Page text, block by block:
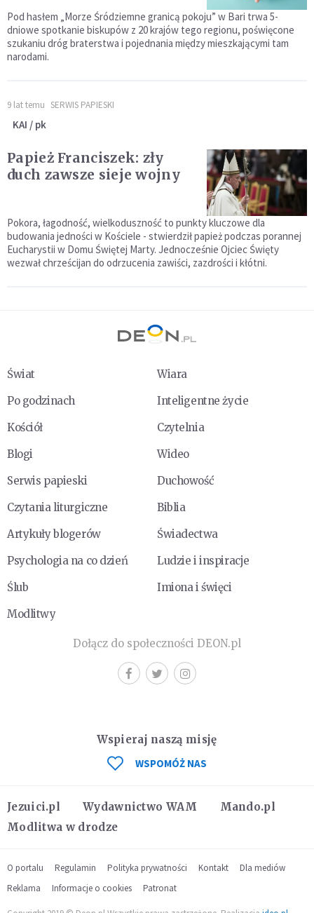
Pod hasłem „Morze Śródziemne granicą pokoju” w Bari trwa 5-
dniowe spotkanie biskupów z 20 krajów tego regionu, poświęcone
szukaniu dróg braterstwa i pojednania między mieszkającymi tam
narodami.
9 lat temu SERWIS PAPIESKI
KAI / pk
Papież Franciszek: zły
duch zawsze sieje wojny
Pokora, łagodność, wielkoduszność to punkty kluczowe dla
budowania jedności w Kościele - stwierdził papież podczas porannej
Eucharystii w Domu Świętej Marty. Jednocześnie Ojciec Święty
wezwał chrześcijan do odrzucenia zawiści, zazdrości i kłótni.
Świat
Wiara
Po godzinach
Inteligentne życie
Kościół
Czytelnia
Blogi
Wideo
Serwis papieski
Duchowość
Czytania liturgiczne
Biblia
Artykuły blogerów
Świadectwa
Psychologia na co dzień
Ludzie i inspiracje
Ślub
Imiona i święci
Modlitwy
Dołącz do społeczności DEON.pl
Jezuici.pl Wydawnictwo WAM
Mando.pl
Modlitwa w drodze
Wspieraj naszą misję
WSPOMÓŻ NAS
O portalu Regulamin Polityka prywatności Kontakt
Dla mediów
Reklama
Informacje o cookies Patronat